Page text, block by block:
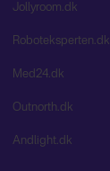
Jollyroom.dk
Roboteksperten.dk
Med24.dk
Outnorth.dk
Andlight.dk